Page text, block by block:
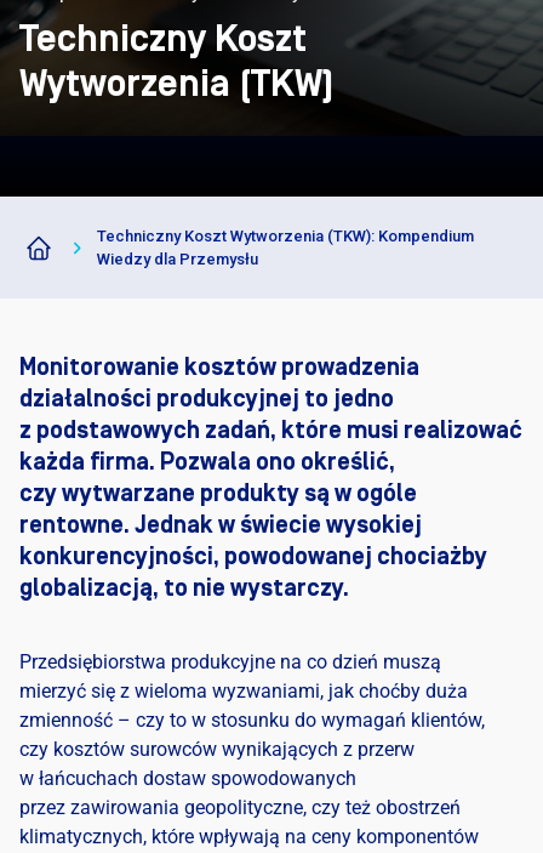
Darm
Techniczny Koszt
Wytworzenia (TKW)
Techniczny Koszt Wytworzenia (TKW): Kompendium
Wiedzy dla Przemysłu
Monitorowanie kosztów prowadzenia
działalności produkcyjnej to jedno
z podstawowych zadań, które musi realizować
każda firma. Pozwala ono określić,
czy wytwarzane produkty są w ogóle
rentowne. Jednak w świecie wysokiej
konkurencyjności, powodowanej chociażby
globalizacją, to nie wystarczy.
Przedsiębiorstwa produkcyjne na co dzień muszą
mierzyć się z wieloma wyzwaniami, jak choćby duża
zmienność – czy to w stosunku do wymagań klientów,
czy kosztów surowców wynikających z przerw
w łańcuchach dostaw spowodowanych
przez zawirowania geopolityczne, czy też obostrzeń
klimatycznych, które wpływają na ceny komponentów